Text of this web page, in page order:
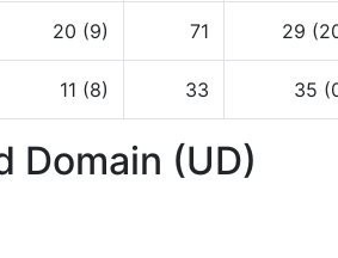
20 (9) 71 29
11 (8) 33 35
Domain (UD)